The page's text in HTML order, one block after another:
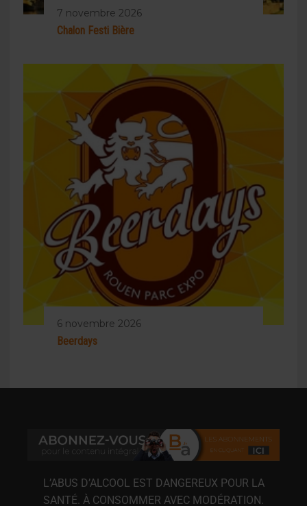
7 novembre 2026
Chalon Festi Bière
6 novembre 2026
Beerdays
L’ABUS D’ALCOOL EST DANGEREUX POUR LA
SANTÉ. À CONSOMMER AVEC MODÉRATION.